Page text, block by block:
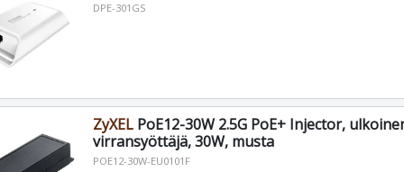
DPE-301GS
ZyXELPoE12-30W 2.5G PoE+ Injector,
virransyöttäjä, 30W, musta
POE12-30W-EU0101F